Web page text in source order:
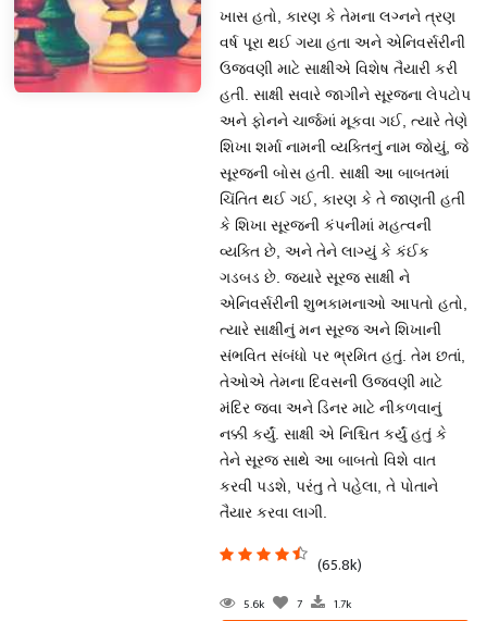
ખાસ હતો, કારણ કે તેમના લગ્નને ત્રણ
વર્ષ પૂરા થઈ ગયા હતા અને એનિવર્સરીની
ઉજવણી માટે સાક્ષીએ વિશેષ તૈયારી કરી
હતી. સાક્ષી સવારે જાગીને સૂરજના લેપટોપ
અને ફોનને ચાર્જમાં મૂકવા ગઈ, ત્યારે તેણે
શિખા શર્મા નામની વ્યક્તિનું નામ જોયું, જે
સૂરજની બોસ હતી. સાક્ષી આ બાબતમાં
ચિંતિત થઈ ગઈ, કારણ કે તે જાણતી હતી
કે શિખા સૂરજની કંપનીમાં મહત્વની
વ્યક્તિ છે, અને તેને લાગ્યું કે કંઈક
ગડબડ છે. જ્યારે સૂરજ સાક્ષી ને
એનિવર્સરીની શુભકામનાઓ આપતો હતો,
ત્યારે સાક્ષીનું મન સૂરજ અને શિખાની
સંભવિત સંબંધો પર ભ્રમિત હતું. તેમ છતાં,
તેઓએ તેમના દિવસની ઉજવણી માટે
મંદિર જવા અને ડિનર માટે નીકળવાનું
નક્કી કર્યું. સાક્ષી એ નિશ્ચિત કર્યું હતું કે
તેને સૂરજ સાથે આ બાબતો વિશે વાત
કરવી પડશે, પરંતુ તે પહેલા, તે પોતાને
તૈયાર કરવા લાગી.
(65.8k)
5.6k 7 1.7k